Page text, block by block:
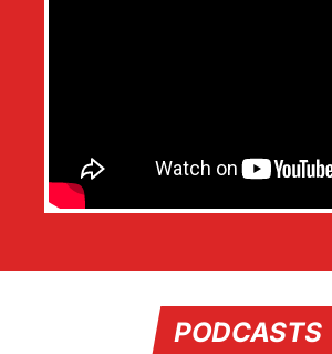
PODCASTS